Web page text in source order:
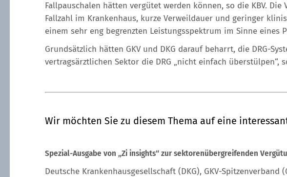
Fallpauschalen hätten vergütet werden können, so die KBV.
Fallzahl im Krankenhaus, kurze Verweildauer und geringer
einem sehr eng begrenzten Leistungsspektrum im Sinne eines
Grundsätzlich hätten GKV und DKG darauf beharrt, die DRG-
vertragsärztlichen Sektor die DRG „nicht einfach überstülpen“,
Wir möchten Sie zu diesem Thema auf eine
Spezial-Ausgabe von „Zi insights“ zur sektorenübergreifenden
Deutsche Krankenhausgesellschaft (DKG), GKV-Spitzenverband